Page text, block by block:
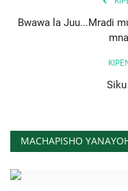
Bwawa la Juu...Mradi
MACHAPISHO